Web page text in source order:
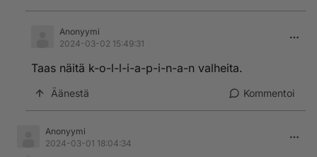
Anonyymi
2024-03-02 15:49:31
Taas näitä k-o-l-l-i-a-p-i-n-a-n valheita.
Äänestä Kommentoi
Anonyymi
2024-03-01 18:04:34